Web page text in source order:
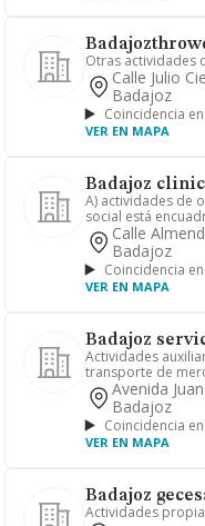
Otras actividades
Calle Julio
Badajoz
Coincidencia
VER EN MAPA
Badajoz
A) actividades de
social está
Calle
Badajoz
Coincidencia
VER EN MAPA
Badajoz
Actividades
transporte de
Avenida
Badajoz
Coincidencia
VER EN MAPA
Badajoz
Actividades